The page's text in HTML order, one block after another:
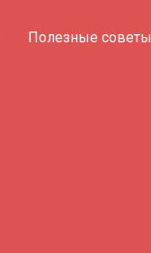
Полезные советы